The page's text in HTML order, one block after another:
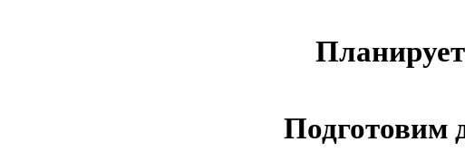
Подготовим